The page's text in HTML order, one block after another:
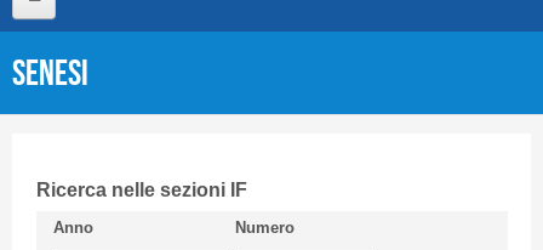
CIFI in breve
Linee Guida
SENESI
Ricerca nelle sezioni IF
Anno Numero